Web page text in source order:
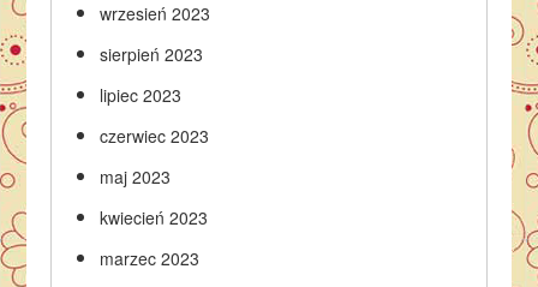
wrzesień 2023
sierpień 2023
lipiec 2023
czerwiec 2023
maj 2023
kwiecień 2023
marzec 2023